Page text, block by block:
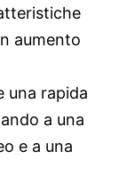
aumento
una rapida
a una
e a una